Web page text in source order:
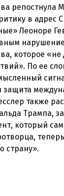
репостнула
в адрес
Леоноре
которое «не
По ее
защита
также
Трампа,
который сам
страну».